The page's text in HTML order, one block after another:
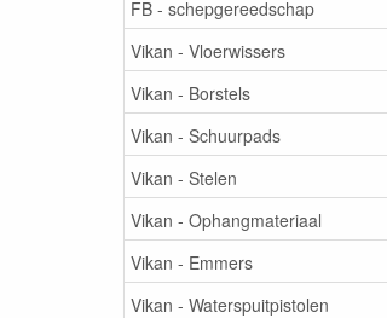
FB - schepgereedschap
Vikan - Vloerwissers
Vikan - Borstels
Vikan - Schuurpads
Vikan - Stelen
Vikan - Ophangmateriaal
Vikan - Emmers
Vikan - Waterspuitpistolen